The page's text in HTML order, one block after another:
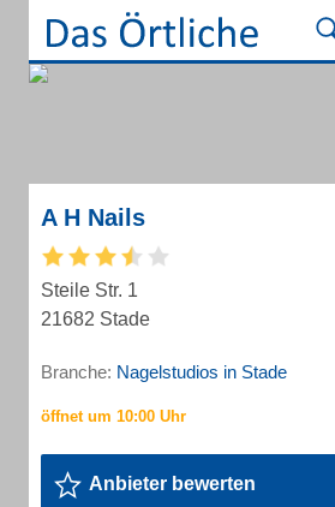
A H Nails
Steile Str. 1
21682 Stade
Branche: Nagelstudios in Stade
Anbieter bewerten